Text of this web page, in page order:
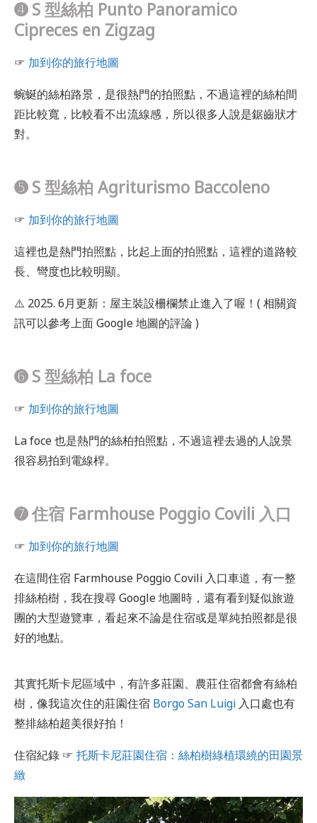
➍ S 型絲柏 Punto Panoramico
Cipreces en Zigzag
☞ 加到你的旅行地圖
蜿蜒的絲柏路景，是很熱門的拍照點，不過這裡的絲柏間
距比較寬，比較看不出流線感，所以很多人說是鋸齒狀才
對。
➎ S 型絲柏 Agriturismo Baccoleno
☞ 加到你的旅行地圖
這裡也是熱門拍照點，比起上面的拍照點，這裡的道路較
長、彎度也比較明顯。
⚠️ 2025. 6月更新：屋主裝設柵欄禁止進入了喔！( 相關資
訊可以參考上面 Google 地圖的評論 )
➏ S 型絲柏 La foce
☞ 加到你的旅行地圖
La foce 也是熱門的絲柏拍照點，不過這裡去過的人說景
很容易拍到電線桿。
➐住宿 Farmhouse Poggio Covili 入口
☞ 加到你的旅行地圖
在這間住宿 Farmhouse Poggio Covili 入口車道，有一整
排絲柏樹，我在搜尋 Google 地圖時，還有看到疑似旅遊
團的大型遊覽車，看起來不論是住宿或是單純拍照都是很
好的地點。
其實托斯卡尼區域中，有許多莊園、農莊住宿都會有絲柏
樹，像我這次住的莊園住宿 Borgo San Luigi 入口處也有
整排絲柏超美很好拍！
住宿紀錄 ☞ 托斯卡尼莊園住宿：絲柏樹綠植環繞的田園景
緻